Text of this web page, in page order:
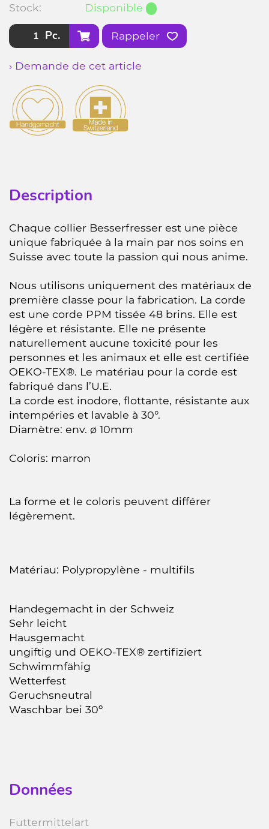
Stock: Disponible
Pc. Rappeler
› Demande de cet article
Description
Chaque collier Besserfresser est une pièce
unique fabriquée à la main par nos soins en
Suisse avec toute la passion qui nous anime.
Nous utilisons uniquement des matériaux de
première classe pour la fabrication. La corde
est une corde PPM tissée 48 brins. Elle est
légère et résistante. Elle ne présente
naturellement aucune toxicité pour les
personnes et les animaux et elle est certifiée
OEKO-TEX®. Le matériau pour la corde est
fabriqué dans l’U.E.
La corde est inodore, flottante, résistante aux
intempéries et lavable à 30°.
Diamètre: env. ø 10mm
Coloris: marron
La forme et le coloris peuvent différer
légèrement.
Matériau: Polypropylène - multifils
Handegemacht in der Schweiz
Sehr leicht
Hausgemacht
ungiftig und OEKO-TEX® zertifiziert
Schwimmfähig
Wetterfest
Geruchsneutral
Waschbar bei 30º
Données
Futtermittelart